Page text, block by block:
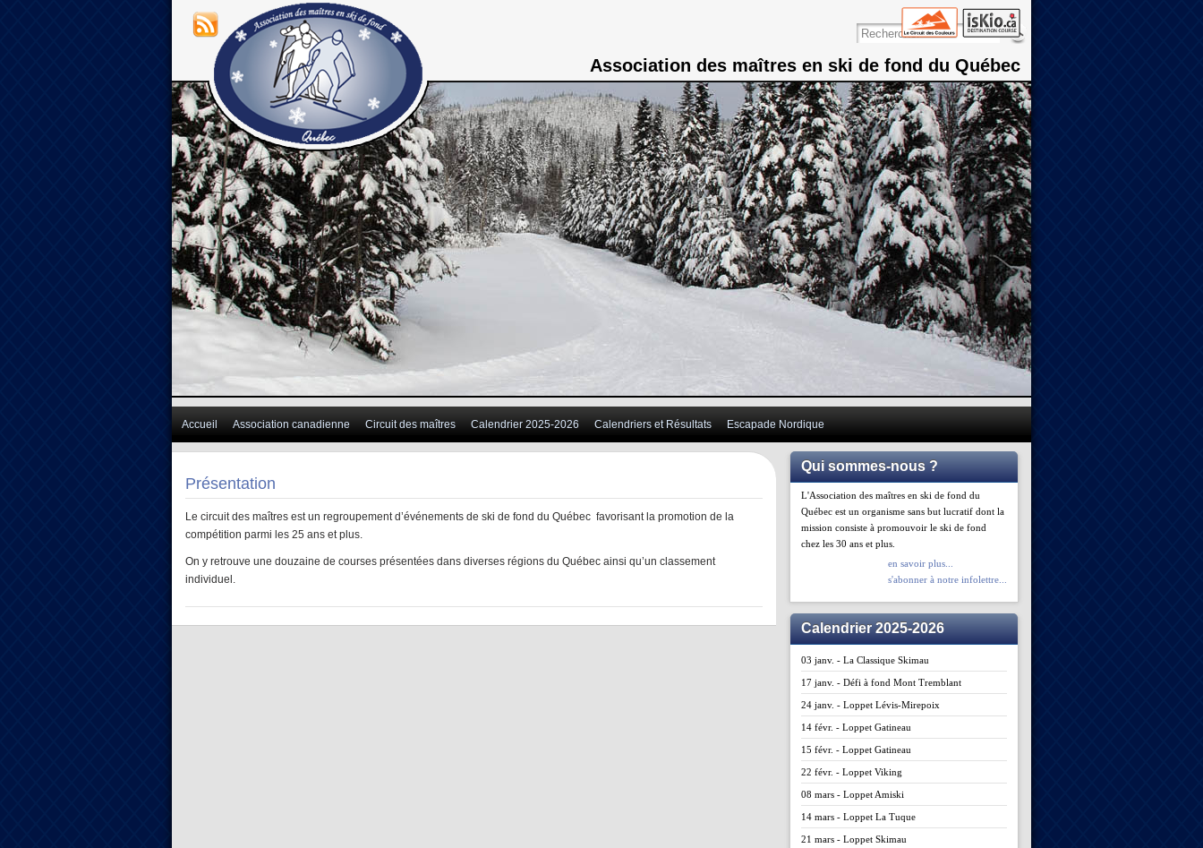
Association des maîtres en ski de fond du Québec
Accueil Association canadienne Circuit des maîtres Calendrier 2025-2026 Calendriers et Résultats Escapade Nordique
Présentation
Le circuit des maîtres est un regroupement d’événements de ski de fond du Québec favorisant la promotion de la
compétition parmi les 25 ans et plus.
On y retrouve une douzaine de courses présentées dans diverses régions du Québec ainsi qu’un classement
individuel.
Qui sommes-nous ?
L'Association des maîtres en ski de fond du
Québec est un organisme sans but lucratif dont la
mission consiste à promouvoir le ski de fond
chez les 30 ans et plus.
en savoir plus...
s'abonner à notre infolettre...
Calendrier 2025-2026
03 janv. - La Classique Skimau
17 janv. - Défi à fond Mont Tremblant
24 janv. - Loppet Lévis-Mirepoix
14 févr. - Loppet Gatineau
15 févr. - Loppet Gatineau
22 févr. - Loppet Viking
08 mars - Loppet Amiski
14 mars - Loppet La Tuque
21 mars - Loppet Skimau